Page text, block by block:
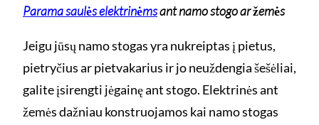
Parama saulės elektrinėmsant namo stogo ar žemės
Jeigu jūsų namo stogas yra nukreiptas į pietus,
pietryčius ar pietvakarius ir jo neuždengia šešėliai,
galite įsirengti jėgainę ant stogo. Elektrinės ant
žemės dažniau konstruojamos kai namo stogas